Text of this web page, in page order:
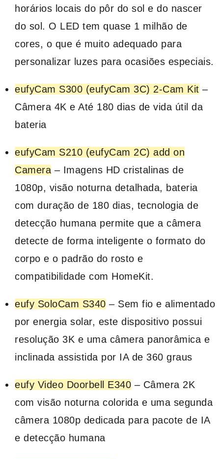
horários locais do pôr do sol e do nascer
do sol. O LED tem quase 1 milhão de
cores, o que é muito adequado para
personalizar luzes para ocasiões especiais.
eufyCam S300 (eufyCam 3C) 2-Cam Kit –
Câmera 4K e Até 180 dias de vida útil da
bateria
eufyCam S210 (eufyCam 2C) add on
Camera – Imagens HD cristalinas de
1080p, visão noturna detalhada, bateria
com duração de 180 dias, tecnologia de
detecção humana permite que a câmera
detecte de forma inteligente o formato do
corpo e o padrão do rosto e
compatibilidade com HomeKit.
eufy SoloCam S340 – Sem fio e alimentado
por energia solar, este dispositivo possui
resolução 3K e uma câmera panorâmica e
inclinada assistida por IA de 360 graus
eufy Video Doorbell E340 – Câmera 2K
com visão noturna colorida e uma segunda
câmera 1080p dedicada para pacote de IA
e detecção humana